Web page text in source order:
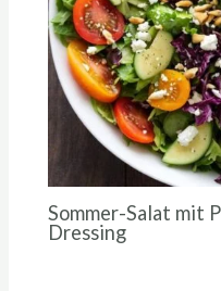
Sommer-Salat mit
Dressing